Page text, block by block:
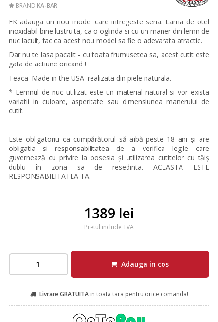
BRAND KA-BAR
EK adauga un nou model care intregeste seria. Lama de otel
inoxidabil bine lustruita, ca o oglinda si cu un maner din lemn de
nuc lacuit, fac ca acest nou model sa fie o adevarata atractie.
Dar nu te lasa pacalit - cu toata frumusetea sa, acest cutit este
gata de actiune oricand !
Teaca 'Made in the USA' realizata din piele naturala.
* Lemnul de nuc utilizat este un material natural si vor exista
variatii in culoare, asperitate sau dimensiunea manerului de
cutit.
Este obligatoriu ca cumpărătorul să aibă peste 18 ani și are
obligatia si responsabilitatea de a verifica legile care
guvernează cu privire la posesia și utilizarea cutitelor cu tăiș
dublu în zona sa de resedinta. ACEASTA ESTE
RESPONSABILITATEA TA.
1389 lei
Pretul include TVA
Adauga in cos
Livrare GRATUITAin toata tara pentru orice comanda!